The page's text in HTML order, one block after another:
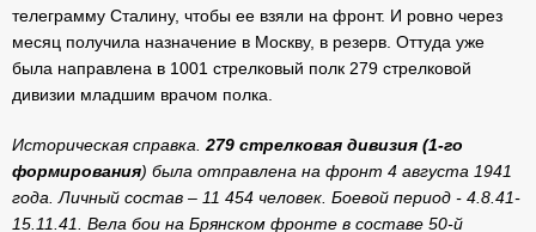
телеграмму Сталину, чтобы ее взяли на фронт. И ровно через
месяц получила назначение в Москву, в резерв. Оттуда уже
была направлена в 1001 стрелковый полк 279 стрелковой
дивизии младшим врачом полка.
Историческая справка. 279 стрелковая дивизия (1-го
формирования) была отправлена на фронт 4 августа 1941
года. Личный состав – 11 454 человек. Боевой период - 4.8.41-
15.11.41. Вела бои на Брянском фронте в составе 50-й